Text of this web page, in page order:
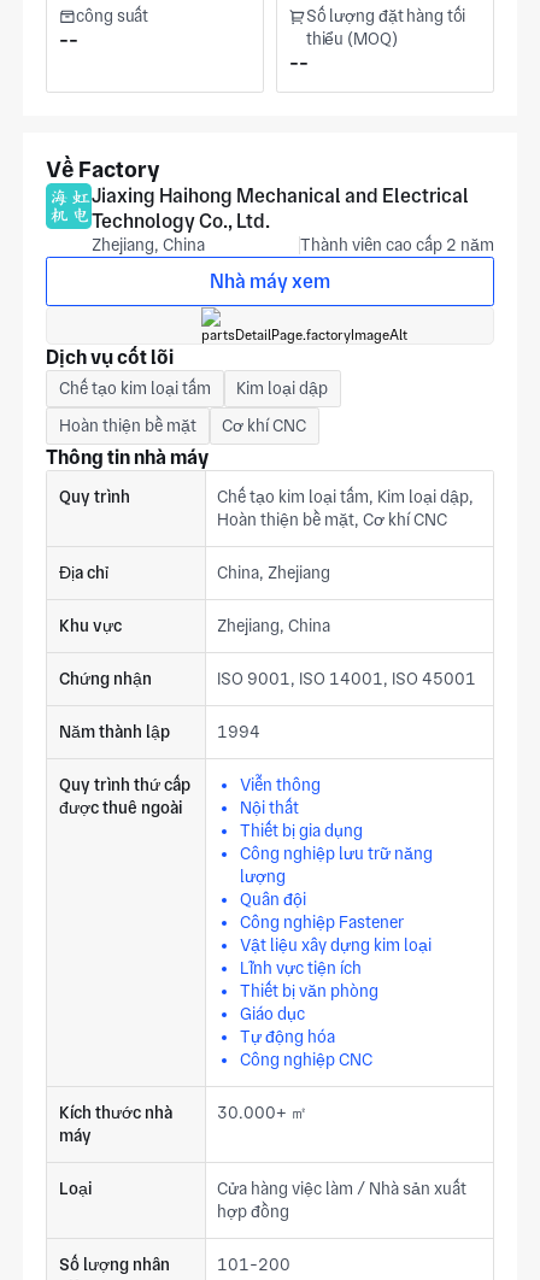
động hóa và Truyền thông. Báo Giá dựa trên số lượng đặt
hàng và hoàn thiện.
công suất
--
Số lượng đặt hàng tối
thiểu (MOQ)
--
Về Factory
Jiaxing Haihong Mechanical and Electrical
Technology Co., Ltd.
Zhejiang, China Thành viên cao cấp 2 năm
Nhà máy xem
Dịch vụ cốt lõi
Chế tạo kim loại tấm
Kim loại dập
Hoàn thiện bề mặt
Cơ khí CNC
Thông tin nhà máy
Quy trình
Chế tạo kim loại tấm, Kim loại dập,
Hoàn thiện bề mặt, Cơ khí CNC
Địa chỉ China, Zhejiang
Khu vực Zhejiang, China
Chứng nhận ISO 9001, ISO 14001, ISO 45001
Năm thành lập 1994
Quy trình thứ cấp
được thuê ngoài
Viễn thông
Nội thất
Thiết bị gia dụng
Công nghiệp lưu trữ năng
lượng
Quân đội
Công nghiệp Fastener
Vật liệu xây dựng kim loại
Lĩnh vực tiện ích
Thiết bị văn phòng
Giáo dục
Tự động hóa
Công nghiệp CNC
Kích thước nhà
máy
30.000+ ㎡
Loại
Cửa hàng việc làm / Nhà sản xuất
hợp đồng
Số lượng nhân
101-200